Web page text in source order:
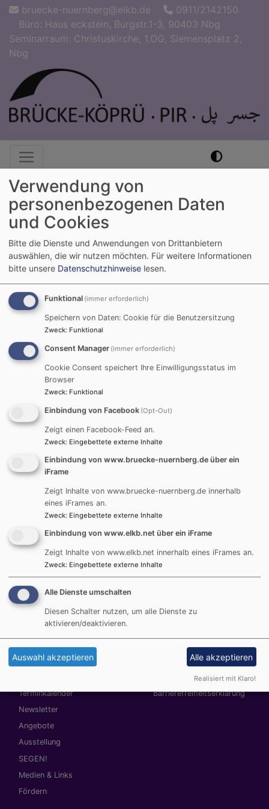
Direkt
Inhalt
bruecke-nuernberg@elkb.de
0911/2142150
Büro: Haus eckstein, Burgstr.1-3, 90403 Nbg
Seminarraum: Christuskirche, 1.OG, Siemensplatz 2,
Nbg
Hauptnavigation
Startseite
Interreligiöser Dialog in Malaysia und
Deutschland
Interreligiöser Dialog
in Malaysia und
Deutschland
Interreligiöser Dialog in
Malaysia und
Begegnung und
Austausch in einer Studiengruppe der FAU Erlangen-
Seremban
am 23.Mai 2026 bei BRÜCKE-KÖPRÜ
Hauptnavigation
Startseite
BestPracticeBlog
BEFORE I DIE
Terminkalender
Newsletter
Angebote
Ausstellung
SEGEN!
Medien & Links
Fördern
Fußbereichsmenü
Impressum
Newsletter
Datenschutzerklärung
Barrierefreiheitserklärung
Verwendung von
personenbezogenen Daten
und Cookies
Bitte die Dienste und Anwendungen von Drittanbietern
auswählen, die wir nutzen möchten. Für weitere Informationen
bitte unsere Datenschutzhinweise lesen.
Funktional (immer erforderlich)
Speichern von Daten: Cookie für die Benutzersitzung
Zweck: Funktional
Consent Manager (immer erforderlich)
Cookie Consent speichert Ihre Einwilligungsstatus im
Browser
Zweck: Funktional
Einbindung von Facebook (Opt-Out)
Zeigt einen Facebook-Feed an.
Zweck: Eingebettete externe Inhalte
Einbindung von www.bruecke-nuernberg.de über ein
iFrame
Zeigt Inhalte von www.bruecke-nuernberg.de innerhalb
eines iFrames an.
Zweck: Eingebettete externe Inhalte
Einbindung von www.elkb.net über ein iFrame
Zeigt Inhalte von www.elkb.net innerhalb eines iFrames an.
Zweck: Eingebettete externe Inhalte
Alle Dienste umschalten
Diesen Schalter nutzen, um alle Dienste zu
aktivieren/deaktivieren.
Auswahl akzeptieren Alle akzeptieren
Realisiert mit Klaro!